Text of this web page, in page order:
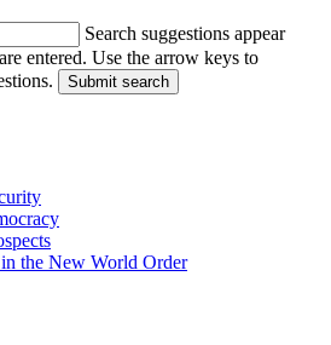
Search suggestions appear
entered. Use the arrow keys to
Submit search
the New World Order